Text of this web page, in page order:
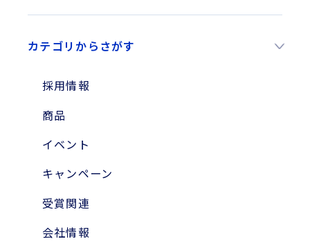
2025年
2024年
2023年
2010年
2004年
カテゴリからさがす
採用情報
商品
イベント
キャンペーン
受賞関連
会社情報